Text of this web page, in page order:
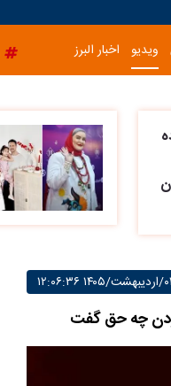
ویدیو اخبار البرز
چه حق گفت